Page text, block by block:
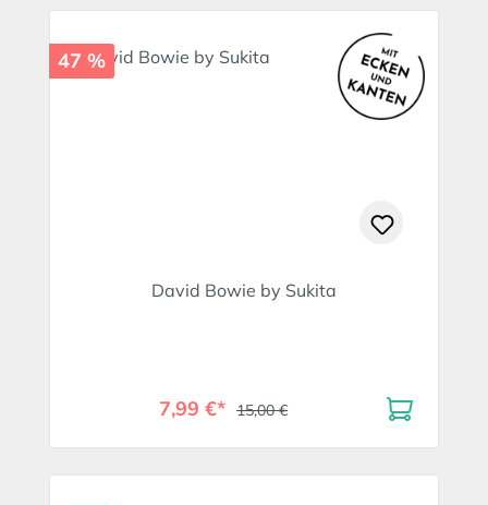
47 %
David Bowie by Sukita
7,99 €* 15,00 €